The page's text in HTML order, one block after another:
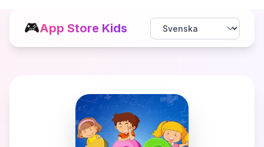
🎮App Store Kids